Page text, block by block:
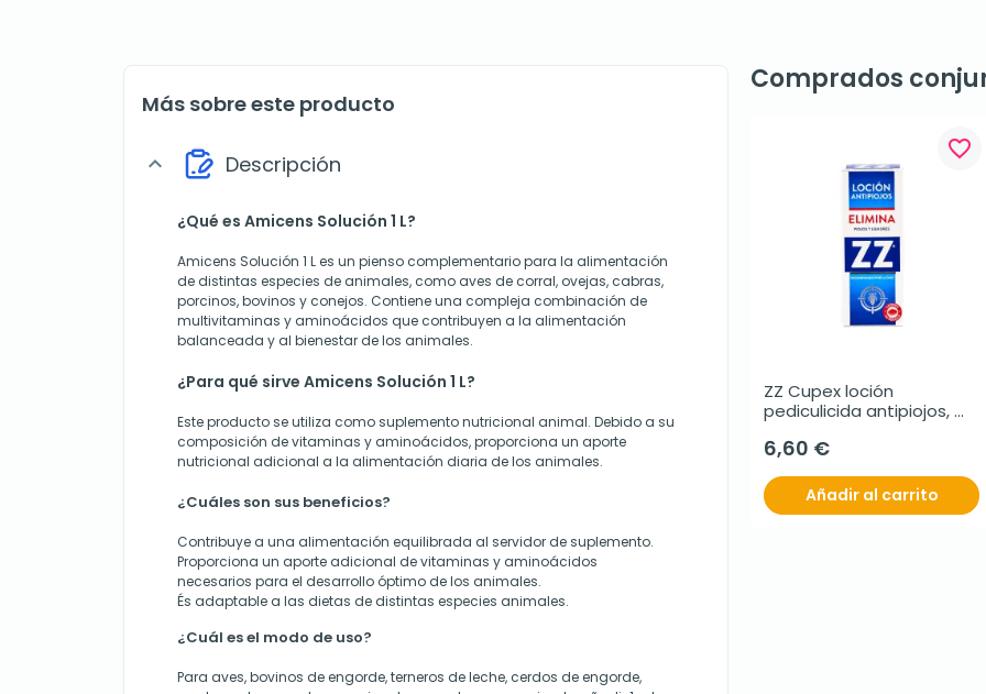
Más sobre este producto
expand_more Descripción
¿Qué es Amicens Solución 1 L?
Amicens Solución 1 L es un pienso complementario para la alimentación
de distintas especies de animales, como aves de corral, ovejas, cabras,
porcinos, bovinos y conejos. Contiene una compleja combinación de
multivitaminas y aminoácidos que contribuyen a la alimentación
balanceada y al bienestar de los animales.
¿Para qué sirve Amicens Solución 1 L?
Este producto se utiliza como suplemento nutricional animal. Debido a su
composición de vitaminas y aminoácidos, proporciona un aporte
nutricional adicional a la alimentación diaria de los animales.
¿Cuáles son sus beneficios?
Contribuye a una alimentación equilibrada al servidor de suplemento.
Proporciona un aporte adicional de vitaminas y aminoácidos
necesarios para el desarrollo óptimo de los animales.
És adaptable a las dietas de distintas especies animales.
¿Cuál es el modo de uso?
Para aves, bovinos de engorde, terneros de leche, cerdos de engorde,
Comprados
favorite_border
ZZ Cupex loción
pediculicida antipiojos,
6,60 €
Añadir al carrito